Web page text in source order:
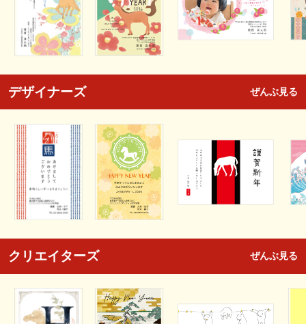
デザイナーズ ぜんぶ見る
クリエイターズ ぜんぶ見る